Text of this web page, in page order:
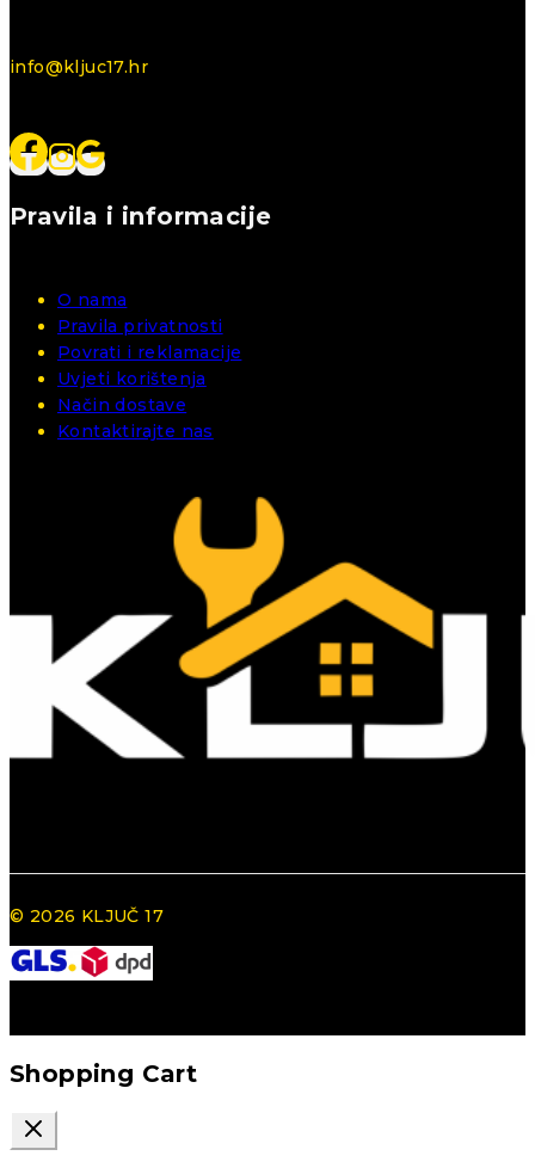
info@kljuc17.hr
Pravila i informacije
O nama
Pravila privatnosti
Povrati i reklamacije
Uvjeti korištenja
Način dostave
Kontaktirajte nas
© 2026 KLJUČ 17
Shopping Cart